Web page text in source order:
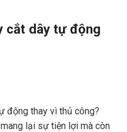
cắt dây tự động
động thay vì thủ công?
lại sự tiện lợi mà còn